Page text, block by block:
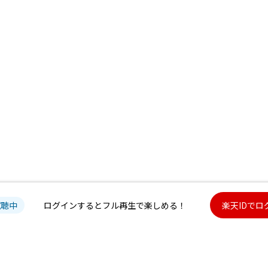
中 ログインするとフル再生で楽しめる！ 楽天IDでロ